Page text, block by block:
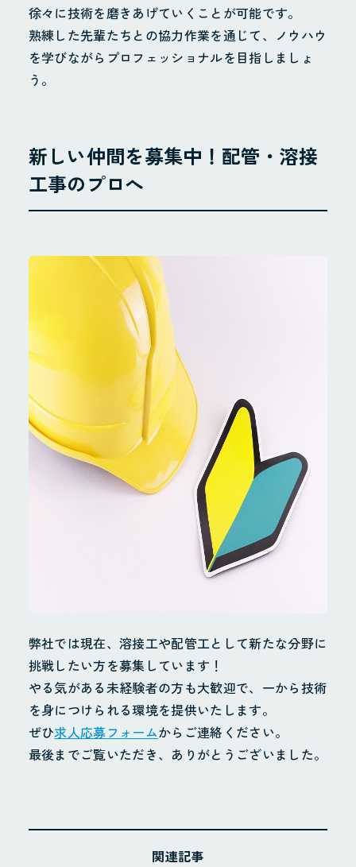
お知らせ
Instagram
会社概要
業務案内
配管工事
施工実績
お問合せ
個人情報保護方針
徐々に技術を磨きあげていくことが可能です。
熟練した先輩たちとの協力作業を通じて、ノウハウ
を学びながらプロフェッショナルを目指しましょ
う。
新しい仲間を募集中！配管・溶接
工事のプロへ
弊社では現在、溶接工や配管工として新たな分野に
挑戦したい方を募集しています！
やる気がある未経験者の方も大歓迎で、一から技術
を身につけられる環境を提供いたします。
ぜひ求人応募フォームからご連絡ください。
最後までご覧いただき、ありがとうございました。
関連記事